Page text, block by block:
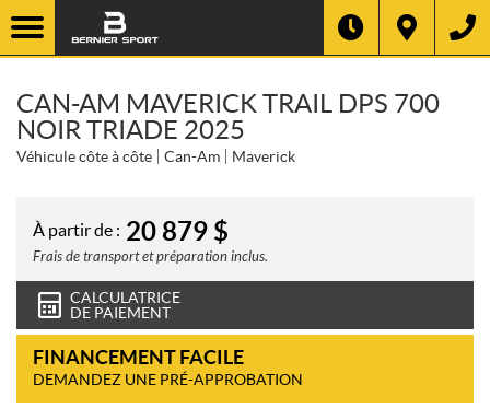
CAN-AM MAVERICK TRAIL DPS 700
NOIR TRIADE 2025
Véhicule côte à côte Can-Am Maverick
À partir de : 20 879 $
Frais de transport et préparation inclus.
CALCULATRICE
DE PAIEMENT
FINANCEMENT FACILE
DEMANDEZ UNE PRÉ-APPROBATION